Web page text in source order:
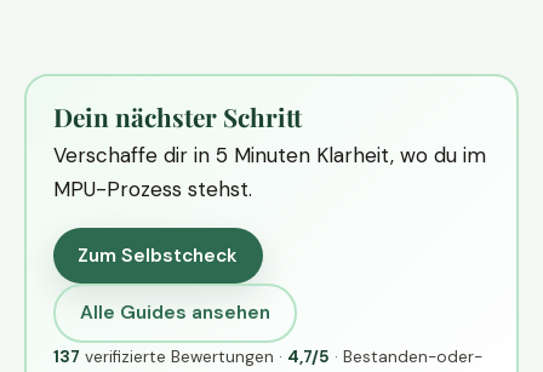
Dein nächster Schritt
Verschaffe dir in 5 Minuten Klarheit, wo du im
MPU-Prozess stehst.
Zum Selbstcheck
Alle Guides ansehen
137 verifizierte Bewertungen · 4,7/5 · Bestanden-oder-